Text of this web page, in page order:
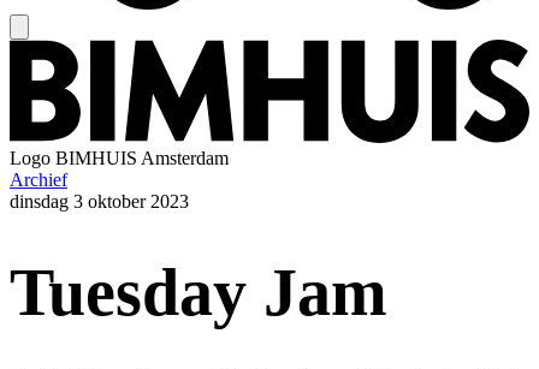
Logo BIMHUIS Amsterdam
Archief
dinsdag 3 oktober 2023
Tuesday Jam